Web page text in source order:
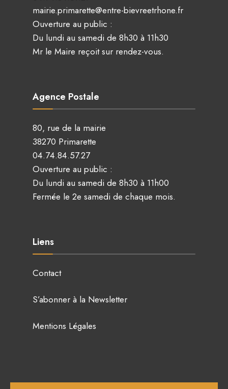
mairie.primarette@entre-bievreetrhone.fr
Ouverture au public :
Du lundi au samedi de 8h30 à 11h30
Mr le Maire reçoit sur rendez-vous.
Agence Postale
80, rue de la mairie
38270 Primarette
04.74.84.57.27
Ouverture au public :
Du lundi au samedi de 8h30 à 11h00
Fermée le 2e samedi de chaque mois.
Liens
Contact
S’abonner à la Newsletter
Mentions Légales